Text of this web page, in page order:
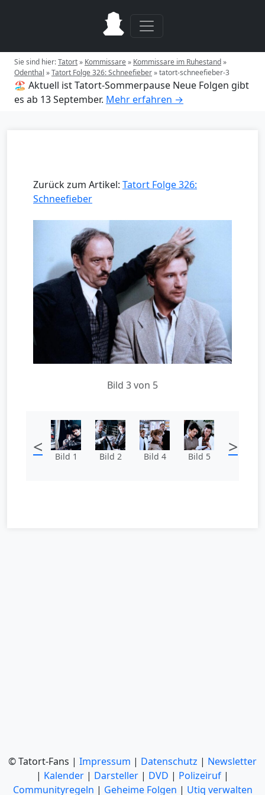
Sie sind hier:Tatort» Kommissare» Kommissare im Ruhestand»
Odenthal »Tatort Folge 326: Schneefieber»tatort-schneefieber-3
🏖️ Aktuell ist Tatort-Sommerpause Neue Folgen gibt
es ab 13 September. Mehr erfahren →
Zurück zum Artikel: Tatort Folge 326:
Schneefieber
Bild 3 von 5
< Bild 1 Bild 2 Bild 4 Bild 5 >
© Tatort-Fans | Impressum | Datenschutz | Newsletter
| Kalender | Darsteller | DVD | Polizeiruf |
Communityregeln | Geheime Folgen | Utiq verwalten